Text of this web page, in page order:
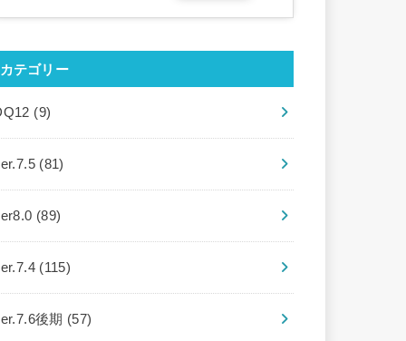
カテゴリー
(9)
(81)
(89)
(115)
後期 (57)